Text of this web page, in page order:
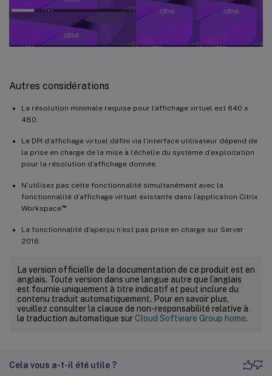
Autres considérations
La résolution minimale requise pour l’affichage virtuel est 640 x
480.
Le DPI d’affichage virtuel défini via l’interface utilisateur dépend de
la prise en charge de la mise à l’échelle du système d’exploitation
pour la résolution d’affichage donnée.
N’utilisez pas cette fonctionnalité simultanément avec la
fonctionnalité d’affichage virtuel existante dans l’application Citrix
Workspace™.
La fonctionnalité d’aperçu n’est pas prise en charge sur Server
2016.
La version officielle de la documentation de ce produit est en
anglais. Toute version dans une langue autre que l’anglais
est fournie uniquement à titre indicatif et peut inclure du
contenu traduit automatiquement. Pour en savoir plus,
veuillez consulter la clause de non-responsabilité relative à
la traduction automatique surCloud Software Group home.
Cela vous a-t-il été utile ?